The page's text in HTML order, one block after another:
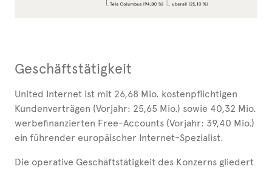
Geschäftstätigkeit
United Internet ist mit 26,68 Mio. kostenpflichtigen
Kundenverträgen (Vorjahr: 25,65 Mio.) sowie 40,32 Mio.
werbefinanzierten Free-Accounts (Vorjahr: 39,40 Mio.)
ein führender europäischer Internet-Spezialist.
Die operative Geschäftstätigkeit des Konzerns gliedert